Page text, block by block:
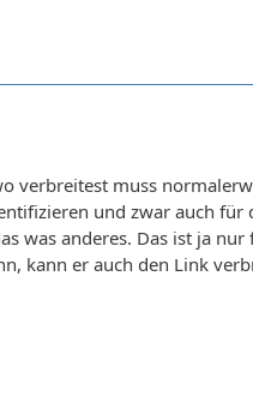
verbreitest muss
und zwar auch für
was anderes. Das ist ja
kann er auch den Link